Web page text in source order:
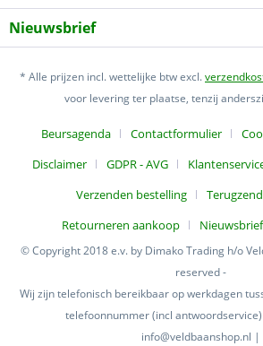
Nieuwsbrief
* Alle prijzen incl. wettelijke btw excl.
voor levering ter plaatse, tenzij
Beursagenda Contactformulier
Disclaimer
GDPR - AVG
Verzenden bestelling
Retourneren aankoop
Nieuwsbrief
© Copyright 2018 e.v. by Dimako Trading h/o
reserved -
Wij zijn telefonisch bereikbaar op werkdagen
telefoonnummer (incl
info@veldbaanshop.nl |